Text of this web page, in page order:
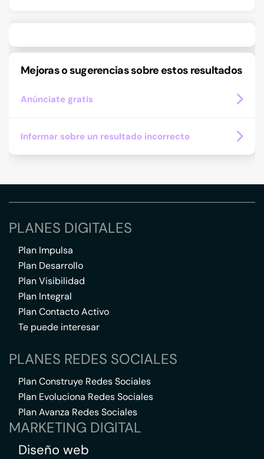
Mejoras o sugerencias sobre estos resultados
Anúnciate gratis
Informar sobre un resultado incorrecto
PLANES DIGITALES
Plan Impulsa
Plan Desarrollo
Plan Visibilidad
Plan Integral
Plan Contacto Activo
Te puede interesar
PLANES REDES SOCIALES
Plan Construye Redes Sociales
Plan Evoluciona Redes Sociales
Plan Avanza Redes Sociales
MARKETING DIGITAL
Diseño web